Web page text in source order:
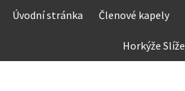
Skip
Úvodní stránka Členové kapely
Horkýže Slíže